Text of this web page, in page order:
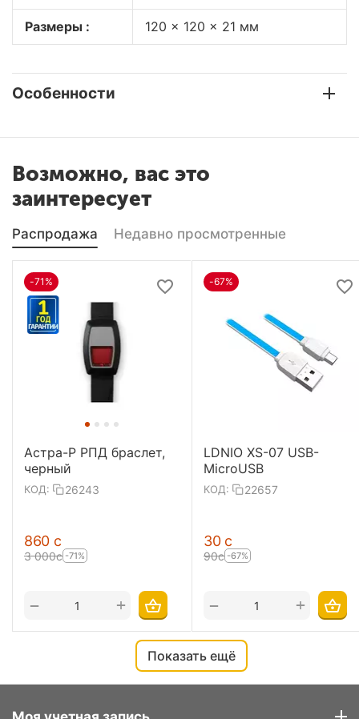
Размеры : 120 × 120 × 21 мм
Особенности
Возможно, вас это
заинтересует
Распродажа Недавно просмотренные
-71%
Астра-Р РПД браслет,
черный
КОД: 26243
‍860‍ с
3 000с -71%
+
−
-67%
LDNIO XS-07 USB-
MicroUSB
КОД: 22657
‍30‍ с
‍90‍с -67%
+
−
Показать ещё